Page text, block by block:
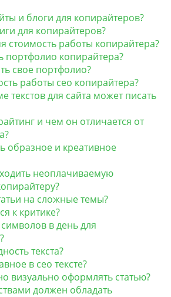
и блоги для копирайтеров?
для копирайтеров?
стоимость работы копирайтера?
портфолио копирайтера?
свое портфолио?
работы сео копирайтера?
текстов для сайта может писать
и чем он отличается от
образное и креативное
неоплачиваемую
на сложные темы?
к критике?
в день для
текста?
в сео тексте?
визуально оформлять статью?
должен обладать